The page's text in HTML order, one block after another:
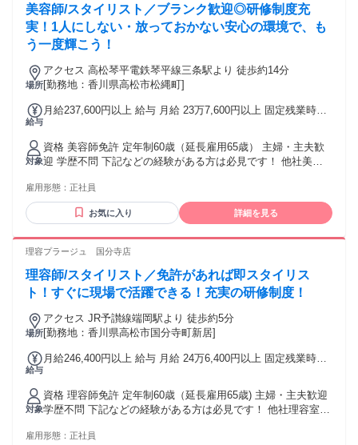
美容師/スタイリスト／ブランク歓迎◎研修制度充
実！1人にしない・放っておかない安心の環境で、も
う一度輝こう！
場所
アクセス 高松琴平電鉄琴平線三条駅より 徒歩約14分
[勤務地：香川県高松市松縄町]
給与
月給237,600円以上 給与 月給 23万7,600円以上 固定残業時間
23万7,600円以上（研修期間 6 ヶ月） 研修中 固定残業時間
（トータル） 44時間/月 研修中 残業代 5万9,400円以上 固定
時間外手当（44h分）59,400円以上含む。超過分別途支給。
※給与は経験・能力により異なる ※上記給与は22日出勤の給
対象
資格 美容師免許 定年制60歳（延長雇用65歳） 主婦・主夫歓
迎 学歴不問 下記などの経験がある方は必見です！ 他社美容
ンなどでの美容師 スタイリスト、ヘアセット、ヘッドスパな
どの経験
雇用形態： 正社員
お気に入り 詳細を見る
理容プラージュ 国分寺店
理容師/スタイリスト／免許があれば即スタイリス
ト！すぐに現場で活躍できる！充実の研修制度！
場所
アクセス JR予讃線端岡駅より 徒歩約5分
[勤務地：香川県高松市国分寺町新居]
給与
月給246,400円以上 給与 月給 24万6,400円以上 固定残業時間
24万6,400円以上（研修期間 6 ヶ月） 研修中 固定残業時間
（トータル） 44時間/月 研修中 残業代 6万1,600円以上 固定
時間外手当（44h分）61,600円以上含む。超過分別途支給。
※上記給与は22日出勤の給与 ※給与は経験・能力により異な
対象
資格 理容師免許 定年制60歳（延長雇用65歳) 主婦・主夫歓迎
学歴不問 下記などの経験がある方は必見です！ 他社理容室
で、理容師 スタイリストなど
雇用形態： 正社員